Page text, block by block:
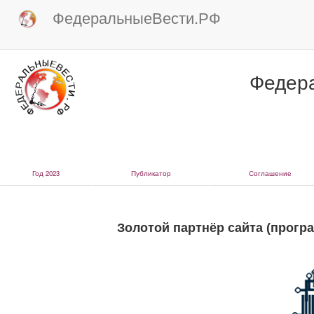
ФедеральныеВести.РФ
Год 2023 Публикатор Соглашение
Золотой партнёр сайта